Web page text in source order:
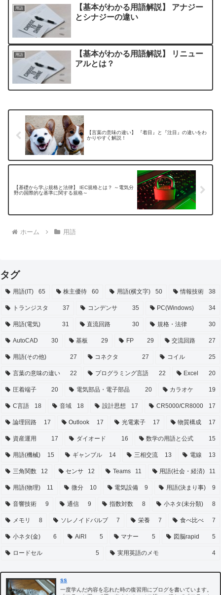
用語
【基本がわかる用語解説】 アナジー
とシナジーの違い
用語
【基本がわかる用語解説】 リニュー
アルとは？
【言葉の意味の違い】 『着目』と『注目』の違いをわ
かりやすく解説！
【基礎から学ぶ規格と法律】 IEC規格とは？ ～電気分
野の国際的な基準に関する規格～
ホーム 用語
タグ
用語(IT) 65 株主優待 60 用語(横文字) 50 情報技術 38
トランジスタ 37 コンデンサ 35 PC(Windows) 34
用語(電気) 31 直流回路 30 規格・法律 30
AutoCAD 30 基板 29 FP 29 交流回路 27
用語(その他) 27 コネクタ 27 コイル 25
言葉の意味の違い 22 プログラミング言語 22 Excel 20
圧着端子 20 電気部品・電子部品 20 カラオケ 19
C言語 18 音域 18 設計思想 17 CR5000/CR8000 17
論理回路 17 Outlook 17 光電素子 17 物質構成 17
資産運用 17 ダイオード 16 数学の用語と公式 15
用語(機械) 15 ギャンブル 14 三相交流 13 電線 13
三角関数 12 センサ 12 Teams 11 用語(社会・経済) 11
用語(物理) 11 微分 10 電気設備 9 用語(決まり事) 9
音響技術 9 通信 9 指数対数 8 小ネタ(未分類) 8
メモリ 8 ソレノイドバルブ 7 栄養 7 食べ比べ 7
小ネタ(金) 6 AiRI 5 マナー 5 図脳rapid 5
ロードセル 5 実用英語のメモ 4
ss
一度学んだ内容を忘れた時の復習用にブログを書いています。